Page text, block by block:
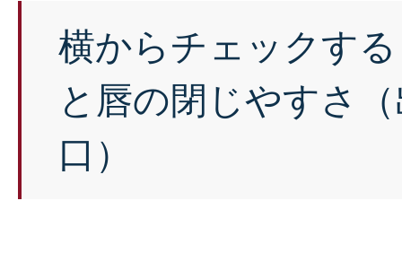
横からチェックす
と唇の閉じやすさ
口）